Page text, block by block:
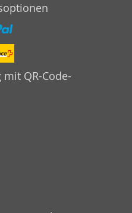
QR-Code-